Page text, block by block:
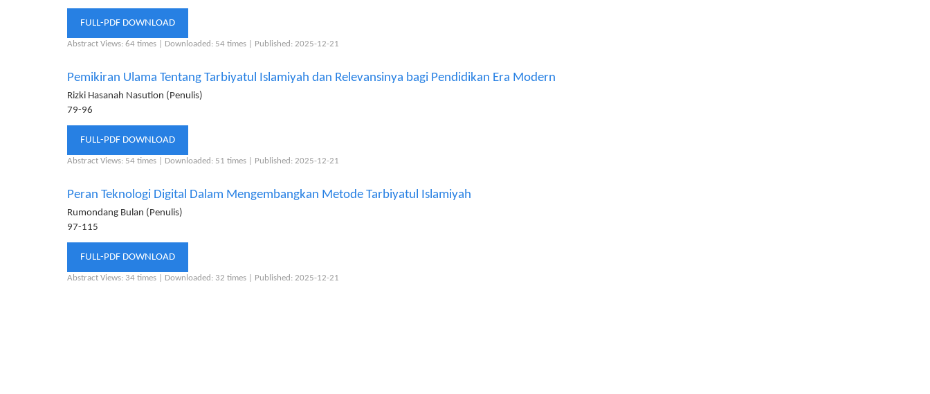
FULL-PDF DOWNLOAD
Abstract Views: 64 times | Downloaded: 54 times | Published: 2025-12-21
Pemikiran Ulama Tentang Tarbiyatul Islamiyah dan Relevansinya bagi Pendidikan Era Modern
Rizki Hasanah Nasution (Penulis)
79-96
FULL-PDF DOWNLOAD
Abstract Views: 54 times | Downloaded: 51 times | Published: 2025-12-21
Peran Teknologi Digital Dalam Mengembangkan Metode Tarbiyatul Islamiyah
Rumondang Bulan (Penulis)
97-115
FULL-PDF DOWNLOAD
Abstract Views: 34 times | Downloaded: 32 times | Published: 2025-12-21